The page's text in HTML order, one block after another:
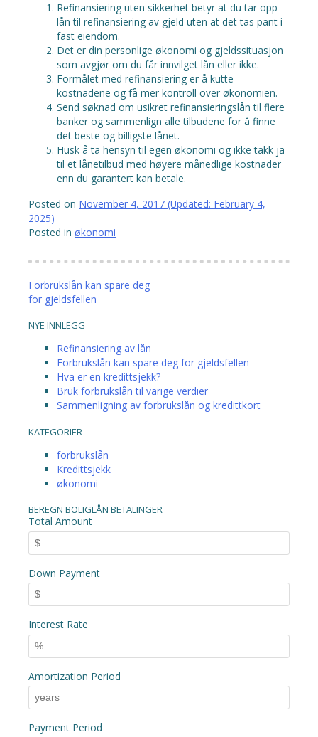
Refinansiering uten sikkerhet betyr at du tar opp
lån til refinansiering av gjeld uten at det tas pant i
fast eiendom.
Det er din personlige økonomi og gjeldssituasjon
som avgjør om du får innvilget lån eller ikke.
Formålet med refinansiering er å kutte
kostnadene og få mer kontroll over økonomien.
Send søknad om usikret refinansieringslån til flere
banker og sammenlign alle tilbudene for å finne
det beste og billigste lånet.
Husk å ta hensyn til egen økonomi og ikke takk ja
til et lånetilbud med høyere månedlige kostnader
enn du garantert kan betale.
Posted on November 4, 2017 (Updated: February 4,
2025)
Posted in økonomi
Post
navigation
Forbrukslån kan spare deg
for gjeldsfellen
NYE INNLEGG
Refinansiering av lån
Forbrukslån kan spare deg for gjeldsfellen
Hva er en kredittsjekk?
Bruk forbrukslån til varige verdier
Sammenligning av forbrukslån og kredittkort
KATEGORIER
forbrukslån
Kredittsjekk
økonomi
BEREGN BOLIGLÅN BETALINGER
Total Amount
Down Payment
Interest Rate
Amortization Period
Payment Period